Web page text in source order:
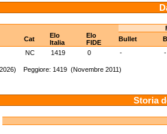
Cat
Elo
Italia
Elo
FIDE
Bullet
NC 1419 0 - -
Peggiore: 1419 (Novembre 2011)
Storia